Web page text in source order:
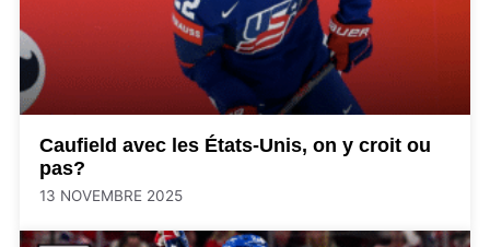
Caufield avec les États-Unis, on y croit ou
pas?
13 NOVEMBRE 2025